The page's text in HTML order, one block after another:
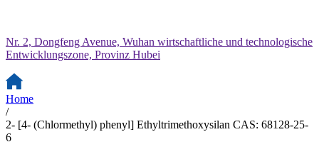
Nr. 2, Dongfeng Avenue, Wuhan wirtschaftliche und technologische
Entwicklungszone, Provinz Hubei
Home
/
2- [4- (Chlormethyl) phenyl] Ethyltrimethoxysilan CAS: 68128-25-
6